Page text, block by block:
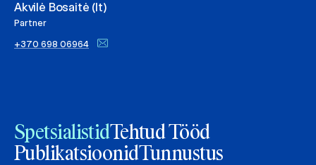
Akvilė Bosaitė (lt)
Partner
+370 698 06964
SpetsialistidTehtud Tööd
PublikatsioonidTunnustus